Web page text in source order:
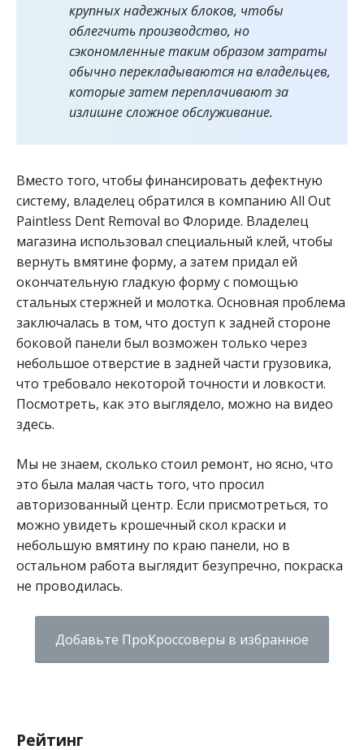
крупных надежных блоков, чтобы
облегчить производство, но
сэкономленные таким образом затраты
обычно перекладываются на владельцев,
которые затем переплачивают за
излишне сложное обслуживание.
Вместо того, чтобы финансировать дефектную
систему, владелец обратился в компанию All Out
Paintless Dent Removal во Флориде. Владелец
магазина использовал специальный клей, чтобы
вернуть вмятине форму, а затем придал ей
окончательную гладкую форму с помощью
стальных стержней и молотка. Основная проблема
заключалась в том, что доступ к задней стороне
боковой панели был возможен только через
небольшое отверстие в задней части грузовика,
что требовало некоторой точности и ловкости.
Посмотреть, как это выглядело, можно на видео
здесь.
Мы не знаем, сколько стоил ремонт, но ясно, что
это была малая часть того, что просил
авторизованный центр. Если присмотреться, то
можно увидеть крошечный скол краски и
небольшую вмятину по краю панели, но в
остальном работа выглядит безупречно, покраска
не проводилась.
Добавьте ПроКроссоверы в избранное
Рейтинг